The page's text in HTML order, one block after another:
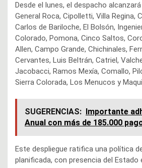
Desde el lunes, el despacho
General Roca, Cipolletti, Villa Regina,
Carlos de Bariloche, El Bolsón,
Colorado, Pomona, Cinco Saltos,
Allen, Campo Grande, Chichinales,
Cervantes, Luis Beltrán, Catriel,
Jacobacci, Ramos Mexía, Comallo,
Sierra Colorada, Los Menucos y
SUGERENCIAS:
Importante
Anual con más de 185.000
Este despliegue ratifica una política
planificada, con presencia del